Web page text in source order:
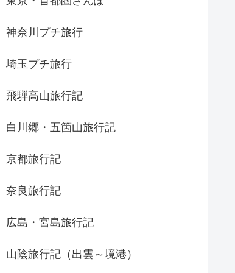
神奈川プチ旅行
埼玉プチ旅行
飛騨高山旅行記
白川郷・五箇山旅行記
京都旅行記
奈良旅行記
広島・宮島旅行記
山陰旅行記（出雲～境港）